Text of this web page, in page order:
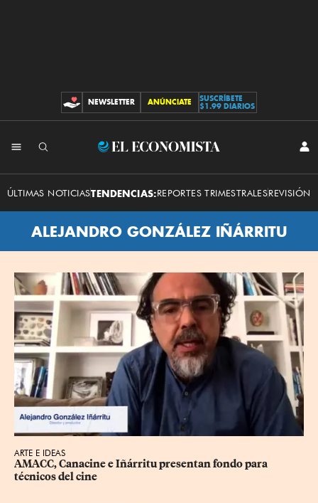
CONTRIBUCIONES
NEWSLETTER ANÚNCIATE
SUSCRÍBETE
$1.99 DIARIOS
El
Economista
ÚLTIMAS NOTICIASTENDENCIAS:REPORTES TRIMESTRALESREVISIÓN
ALEJANDRO GONZÁLEZ IÑÁRRITU
ARTE E IDEAS
AMACC, Canacine e Iñárritu presentan fondo para
técnicos del cine